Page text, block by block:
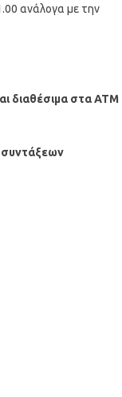
ανάλογα με την
διαθέσιμα στα ΑΤΜ
συντάξεων